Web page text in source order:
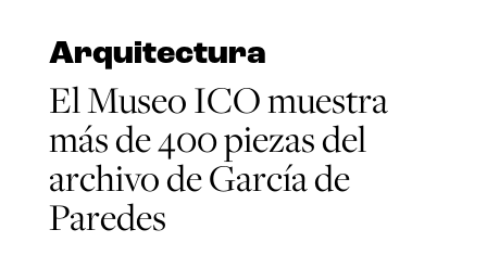
Arquitectura
El Museo ICO muestra
más de 400 piezas del
archivo de García de
Paredes